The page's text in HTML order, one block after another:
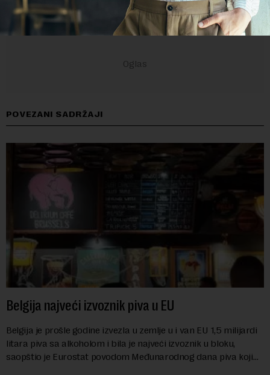
POVEZANI SADRŽAJI
Belgija najveći izvoznik piva u EU
Belgija je prošle godine izvezla u zemlje u i van EU 1,5 milijardi
litara piva sa alkoholom i bila je najveći izvoznik u bloku,
saopštio je Eurostat povodom Međunarodnog dana piva koji